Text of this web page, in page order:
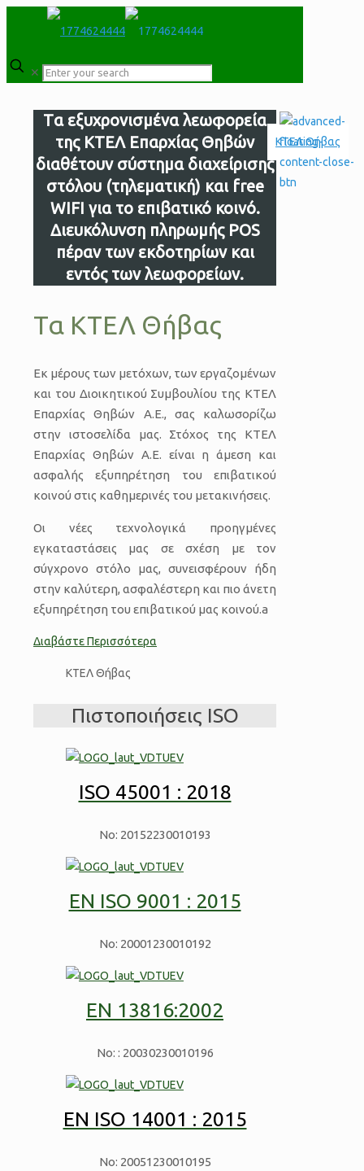
✕
Tα εξυχρονισμένα λεωφορεία
της ΚΤΕΛ Επαρχίας Θηβών
διαθέτουν σύστημα διαχείρισης
στόλου (τηλεματική) και free
WIFI για το επιβατικό κοινό.
Διευκόλυνση πληρωμής POS
πέραν των εκδοτηρίων και
εντός των λεωφορείων.
Τα ΚΤΕΛ Θήβας
Εκ μέρους των μετόχων, των εργαζομένων
και του Διοικητικού Συμβουλίου της ΚΤΕΛ
Επαρχίας Θηβών Α.Ε., σας καλωσορίζω
στην ιστοσελίδα μας. Στόχος της ΚΤΕΛ
Επαρχίας Θηβών Α.Ε. είναι η άμεση και
ασφαλής εξυπηρέτηση του επιβατικού
κοινού στις καθημερινές του μετακινήσεις.
Οι νέες τεχνολογικά προηγμένες
εγκαταστάσεις μας σε σχέση με τον
σύγχρονο στόλο μας, συνεισφέρουν ήδη
στην καλύτερη, ασφαλέστερη και πιο άνετη
εξυπηρέτηση του επιβατικού μας κοινού.a
Διαβάστε Περισσότερα
Πιστοποιήσεις ISO
ISO 45001 : 2018
No: 20152230010193
EN ISO 9001 : 2015
No: 20001230010192
EN 13816:2002
No: : 20030230010196
EN ISO 14001 : 2015
No: 20051230010195